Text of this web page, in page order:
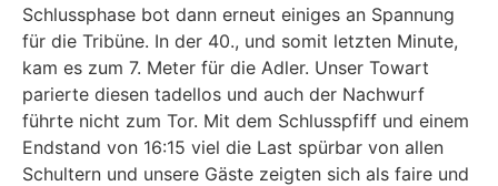
Schlussphase bot dann erneut einiges an Spannung
für die Tribüne. In der 40., und somit letzten Minute,
kam es zum 7. Meter für die Adler. Unser Towart
parierte diesen tadellos und auch der Nachwurf
führte nicht zum Tor. Mit dem Schlusspfiff und einem
Endstand von 16:15 viel die Last spürbar von allen
Schultern und unsere Gäste zeigten sich als faire und